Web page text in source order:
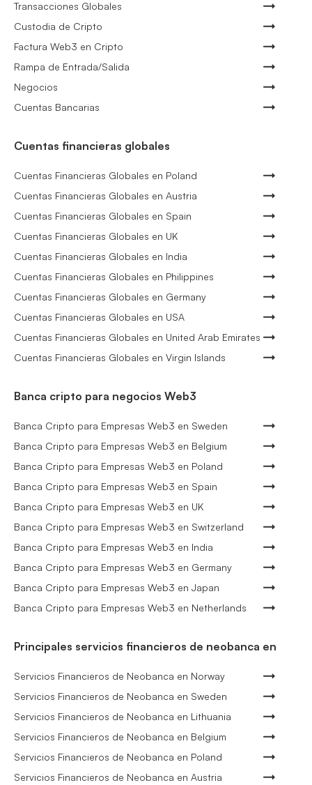
Transacciones Globales
Custodia de Cripto
Factura Web3 en Cripto
Rampa de Entrada/Salida
Negocios
Cuentas Bancarias
Cuentas financieras globales
Cuentas Financieras Globales en Poland
Cuentas Financieras Globales en Austria
Cuentas Financieras Globales en Spain
Cuentas Financieras Globales en UK
Cuentas Financieras Globales en India
Cuentas Financieras Globales en Philippines
Cuentas Financieras Globales en Germany
Cuentas Financieras Globales en USA
Cuentas Financieras Globales en United Arab Emirates
Cuentas Financieras Globales en Virgin Islands
Banca cripto para negocios Web3
Banca Cripto para Empresas Web3 en Sweden
Banca Cripto para Empresas Web3 en Belgium
Banca Cripto para Empresas Web3 en Poland
Banca Cripto para Empresas Web3 en Spain
Banca Cripto para Empresas Web3 en UK
Banca Cripto para Empresas Web3 en Switzerland
Banca Cripto para Empresas Web3 en India
Banca Cripto para Empresas Web3 en Germany
Banca Cripto para Empresas Web3 en Japan
Banca Cripto para Empresas Web3 en Netherlands
Principales servicios financieros de neobanca en
Servicios Financieros de Neobanca en Norway
Servicios Financieros de Neobanca en Sweden
Servicios Financieros de Neobanca en Lithuania
Servicios Financieros de Neobanca en Belgium
Servicios Financieros de Neobanca en Poland
Servicios Financieros de Neobanca en Austria